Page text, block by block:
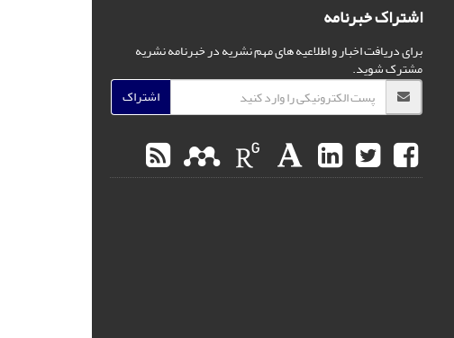
اشتراک خبرنامه
برای دریافت اخبار و اطلاعیه های مهم نشریه در خبرنامه نشریه
مشترک شوید.
اشتراک